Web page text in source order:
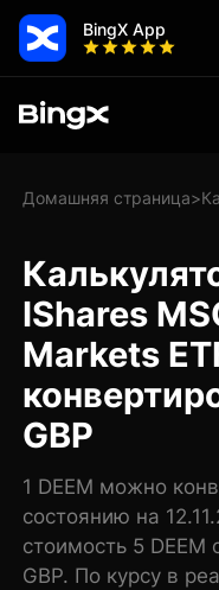
BingX App
Домашняя страница>
IShares
Markets
GBP
1 DEEM можно
состоянию на
стоимость 5 DEEM
GBP. По курсу в